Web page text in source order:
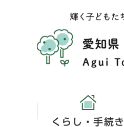
くらし・手続き